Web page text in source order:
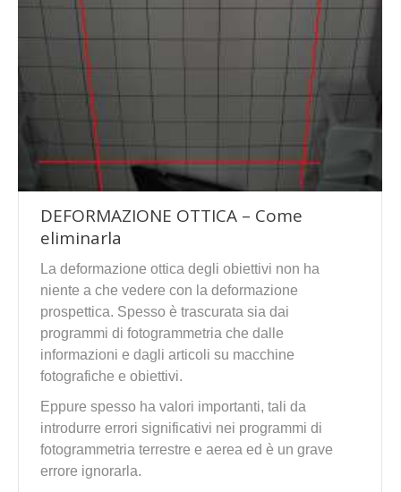
DEFORMAZIONE OTTICA – Come
eliminarla
La deformazione ottica degli obiettivi non ha
niente a che vedere con la deformazione
prospettica. Spesso è trascurata sia dai
programmi di fotogrammetria che dalle
informazioni e dagli articoli su macchine
fotografiche e obiettivi.
Eppure spesso ha valori importanti, tali da
introdurre errori significativi nei programmi di
fotogrammetria terrestre e aerea ed è un grave
errore ignorarla.